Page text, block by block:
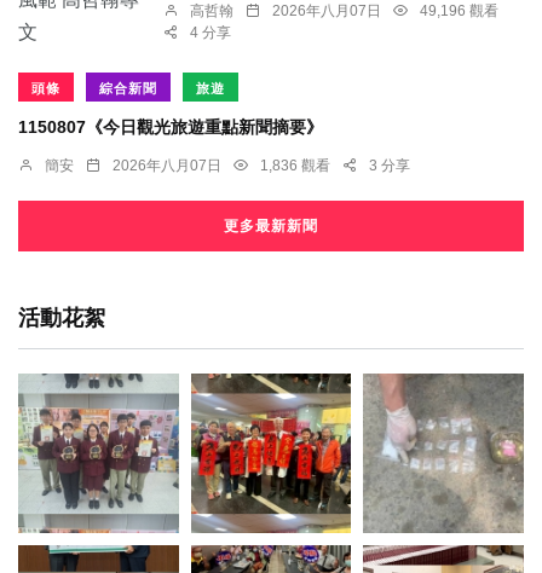
高哲翰 2026年八月07日
49,196 觀看
4 分享
頭條 綜合新聞 旅遊
1150807《今日觀光旅遊重點新聞摘要》
簡安 2026年八月07日 1,836 觀看 3 分享
更多最新新聞
活動花絮